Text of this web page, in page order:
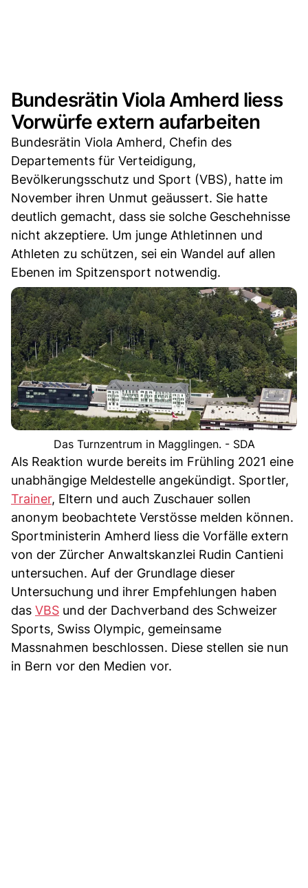
Bundesrätin Viola Amherd liess
Vorwürfe extern aufarbeiten
Bundesrätin Viola Amherd, Chefin des
Departements für Verteidigung,
Bevölkerungsschutz und Sport (VBS), hatte im
November ihren Unmut geäussert. Sie hatte
deutlich gemacht, dass sie solche Geschehnisse
nicht akzeptiere. Um junge Athletinnen und
Athleten zu schützen, sei ein Wandel auf allen
Ebenen im Spitzensport notwendig.
Das Turnzentrum in Magglingen. - SDA
Als Reaktion wurde bereits im Frühling 2021 eine
unabhängige Meldestelle angekündigt. Sportler,
Trainer, Eltern und auch Zuschauer sollen
anonym beobachtete Verstösse melden können.
Sportministerin Amherd liess die Vorfälle extern
von der Zürcher Anwaltskanzlei Rudin Cantieni
untersuchen. Auf der Grundlage dieser
Untersuchung und ihrer Empfehlungen haben
das VBS und der Dachverband des Schweizer
Sports, Swiss Olympic, gemeinsame
Massnahmen beschlossen. Diese stellen sie nun
in Bern vor den Medien vor.